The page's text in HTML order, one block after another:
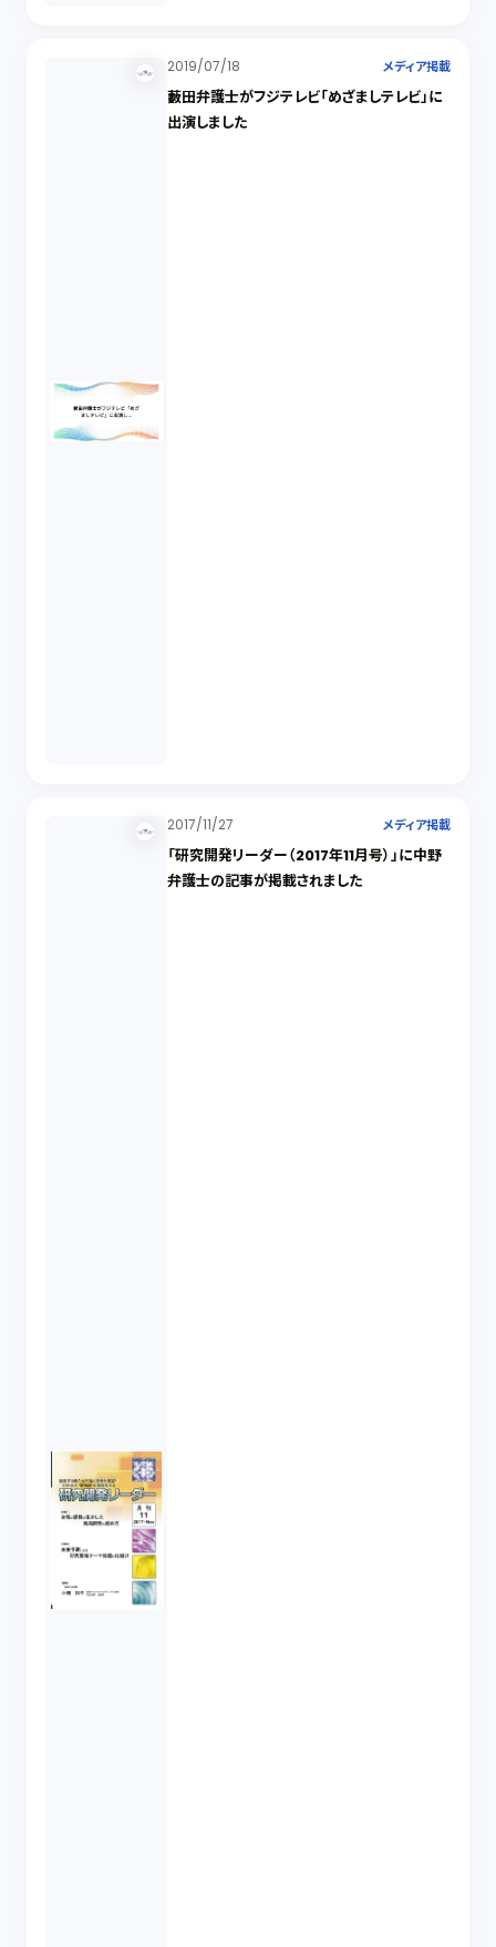
2019/07/18 メディア掲載
藪田弁護士がフジテレビ「めざましテレビ」に
出演しました
2017/11/27 メディア掲載
「研究開発リーダー（2017年11月号）」に中野
弁護士の記事が掲載されました